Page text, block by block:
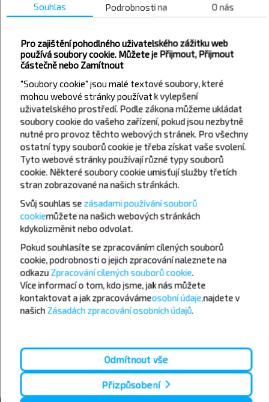
Kaluš
Kovel
Kyjev
Lutsk
Lvov
Mukačevo
Novovolynsk
Oděsa
Poltava
Rakhiv
Rohatyn
Rovno
Stryi
Ternopil
Umaň
Užhorod
Ťačiv
Souhlas Podrobnosti na O nás
Pro zajištění pohodlného uživatelského zážitku web
používá soubory cookie. Můžete je Přijmout, Přijmout
částečně nebo Zamítnout
"Soubory cookie" jsou malé textové soubory, které
mohou webové stránky používat k vylepšení
uživatelského prostředí. Podle zákona můžeme ukládat
soubory cookie do vašeho zařízení, pokud jsou nezbytně
nutné pro provoz těchto webových stránek. Pro všechny
ostatní typy souborů cookie je třeba získat vaše svolení.
Tyto webové stránky používají různé typy souborů
cookie. Některé soubory cookie umisťují služby třetích
stran zobrazované na našich stránkách.
Svůj souhlas se zásadami používání souborů
cookiemůžetena našich webových stránkách
kdykolizměnit nebo odvolat.
Pokud souhlasíte se zpracováním cílených souborů
cookie, podrobnosti o jejich zpracování naleznete na
odkazu Zpracování cílených souborů cookie.
Více informací o tom,kdo jsme, jak nás můžete
kontaktovat a jak zpracovávámeosobní údaje,najdete v
našich Zásadách zpracování osobních údajů.
Odmítnout vše
Přizpůsobení